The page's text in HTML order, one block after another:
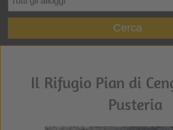
Cerca
Il Rifugio Pian di
Pusteria